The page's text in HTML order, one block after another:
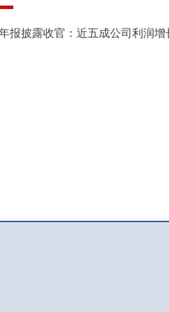
年报披露收官：近五成公司利润